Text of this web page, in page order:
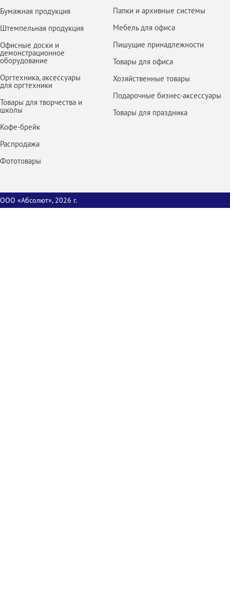
Бумажная продукция
Штемпельная продукция
Офисные доски и
демонстрационное
оборудование
Оргтехника, аксессуары
для оргтехники
Товары для творчества и
школы
Кофе-брейк
Распродажа
Фототовары
Папки и архивные системы
Мебель для офиса
Пишущие принадлежности
Товары для офиса
Хозяйственные товары
Подарочные бизнес-аксессуары
Товары для праздника
ООО «Абсолют», 2026 г.